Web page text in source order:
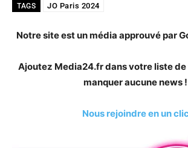
TAGS JO Paris 2024
Notre site est un média approuvé par
Ajoutez Media24.fr dans votre liste de
manquer aucune news !
Nous rejoindre en un clic